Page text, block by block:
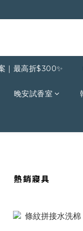
｜最高折$300✨
晚安試香室
熱銷寢具